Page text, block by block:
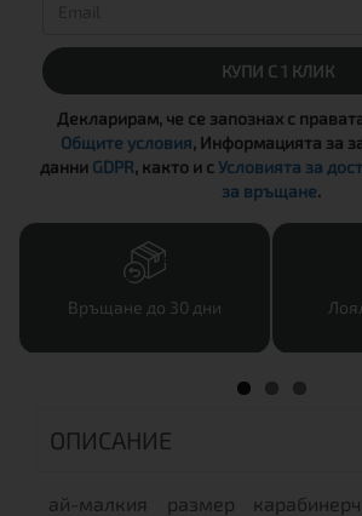
КУПИ С 1 КЛИК
Декларирам, че се запознах с
Общите условия, Информацията за
данни GDPR, както и сУсловията за
за връщане.
Връщане до 30 дни
ОПИСАНИЕ
ай-малкия размер